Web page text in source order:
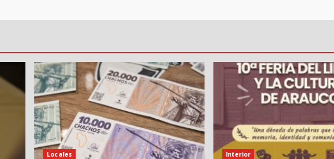
Locales Interior